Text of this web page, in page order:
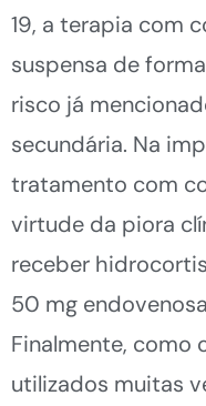
19, a terapia com
suspensa de
risco já
secundária. Na
tratamento com
virtude da piora
receber
50 mg
Finalmente, como
utilizados muitas